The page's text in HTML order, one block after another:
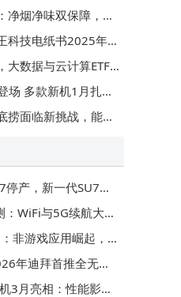
障，厨房健康烹饪新选择！
年凭何登顶线上销量冠军？
ETF领涨，国产算力发展正当时
扎堆发布 性能配置亮点十足
战，能否破局再攀高峰？
卡布里蓝实车将多地亮相
航大比拼，WiFi多撑约3小时
起，生成式AI成增长新引擎
人驾驶服务 全球布局再拓展
影像再升级 折叠技术成焦点